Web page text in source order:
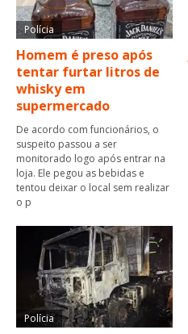
Polícia
Homem é preso após
tentar furtar litros de
whisky em
supermercado
De acordo com funcionários, o
suspeito passou a ser
monitorado logo após entrar na
loja. Ele pegou as bebidas e
tentou deixar o local sem realizar
o p
Polícia